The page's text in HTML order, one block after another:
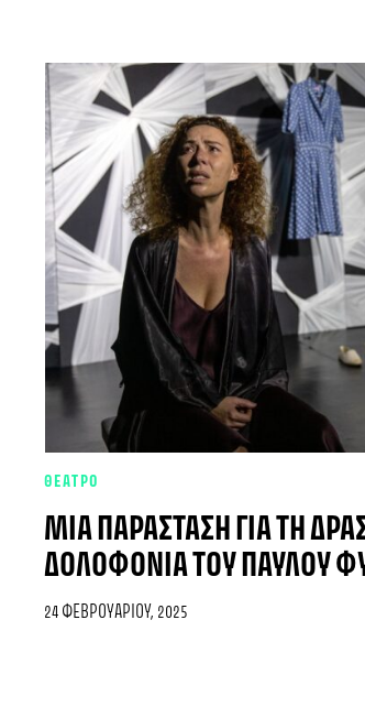
ΘΕΑΤΡΟ
ΜΊΑ ΠΑΡΆΣΤΑΣΗ ΓΙΑ ΤΗ
ΔΟΛΟΦΟΝΊΑ ΤΟΥ ΠΑΎΛΟΥ
24 ΦΕΒΡΟΥΑΡΊΟΥ, 2025